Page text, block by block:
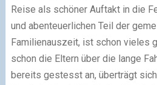
Reise als schöner Auftakt in die
und abenteuerlichen Teil der
Familienauszeit, ist schon vieles
schon die Eltern über die lange
bereits gestesst an, überträgt